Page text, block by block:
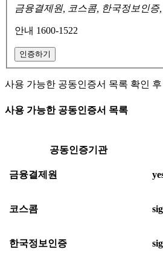
금융결제원, 코스콤, 한국정보인증
안내 1600-1522
인증하기
사용 가능한 공동인증서 목록 확인
사용 가능한 공동인증서 목록
공동인증기관
금융결제원
코스콤
한국정보인증